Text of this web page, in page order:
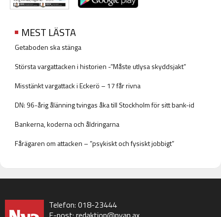
MEST LÄSTA
Getaboden ska stänga
Största vargattacken i historien -”Måste utlysa skyddsjakt”
Misstänkt vargattack i Eckerö – 17 får rivna
DN: 96-årig ålänning tvingas åka till Stockholm för sitt bank-id
Bankerna, koderna och åldringarna
Fårägaren om attacken – ”psykiskt och fysiskt jobbigt”
Telefon: 018-23444